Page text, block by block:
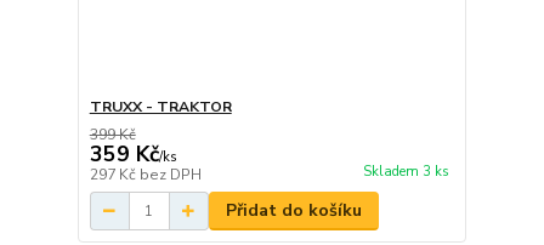
TRUXX - TRAKTOR
399 Kč
359 Kč/ks
297 Kč bez DPH Skladem 3 ks
Přidat do košíku